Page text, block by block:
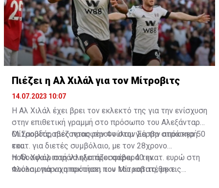
Πιέζει η Αλ Χιλάλ για τον Μίτροβιτς
14.07.2023 10:07
Η Αλ Χιλάλ έχει βρει τον εκλεκτό της για την ενίσχυση
στην επιθετική γραμμή στο πρόσωπο του Αλεξάνταρ
Μίτροβιτς, πιέζοντας την Φούλαμ για την απόκτησή
του.
Οι Σαουδάραβες προσφέρουν στον Σέρβο στράικερ 50
εκατ. για διετές συμβόλαιο, με τον 28χρονο
ποδοσφαιριστή να εξετάζει σοβαρά την
πλουσιοπάροχη πρόταση που του κατατέθηκε.
Η Αλ Χιλάλ παράλληλα προσφέρει 40 εκατ. ευρώ στη
Φούλαμ για να αποκτήσει τον Μίτροβιτς, με τις